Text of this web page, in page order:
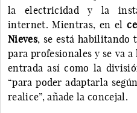
la electricidad y la
internet. Mientras, en el
Nieves, se está habilitando
para profesionales y se va
entrada así como la
“para poder adaptarla
realice”, añade la concejal.